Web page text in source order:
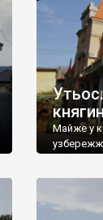
Майже у